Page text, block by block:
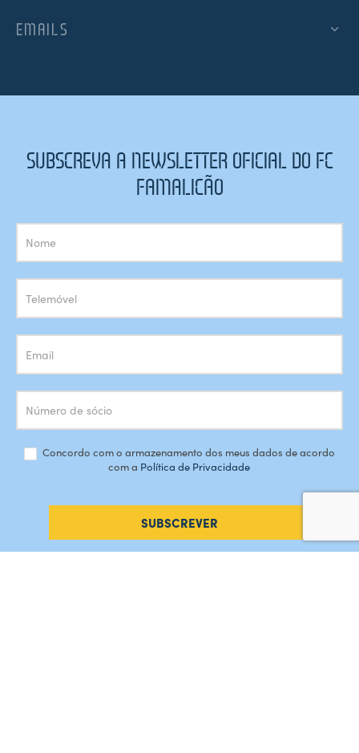
EMAILS
SUBSCREVA A NEWSLETTER OFICIAL DO FC
FAMALICÃO
Subscrição
Newsletter
Concordo com o armazenamento dos meus dados de acordo
com a Política de Privacidade
SUBSCREVER